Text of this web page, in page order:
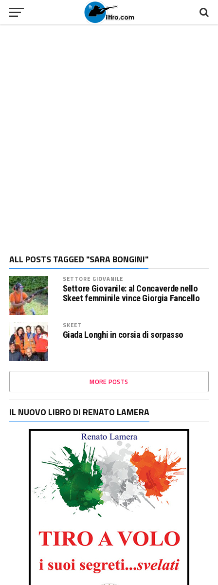
ALL POSTS TAGGED "SARA BONGINI"
SETTORE GIOVANILE
Settore Giovanile: al Concaverde nello
Skeet femminile vince Giorgia Fancello
SKEET
Giada Longhi in corsia di sorpasso
MORE POSTS
IL NUOVO LIBRO DI RENATO LAMERA